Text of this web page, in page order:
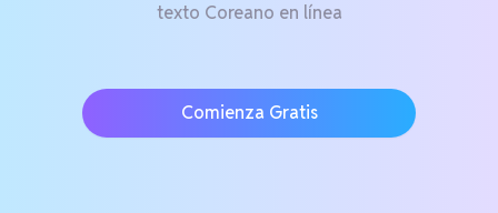
texto Coreano en línea
Comienza Gratis